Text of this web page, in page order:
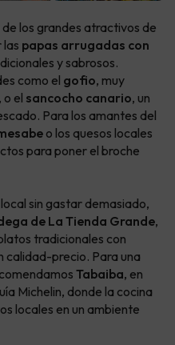
los grandes atractivos de
las papas arrugadas con
y sabrosos.
como el gofio, muy
el sancocho canario, un
Para los amantes del
o los quesos locales
para poner el broche
sin gastar demasiado,
de La Tienda Grande,
tradicionales con
calidad-precio. Para una
Tabaiba, en
Michelin, donde la cocina
locales en un ambiente